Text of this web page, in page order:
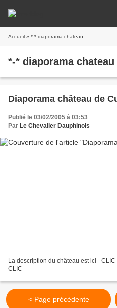
Accueil » *-* diaporama chateau
*-* diaporama chateau
Diaporama château de
Publié le 03/02/2005 à 03:53
Par Le Chevalier Dauphinois
La description du château est ici -
CLIC
< Page précédente